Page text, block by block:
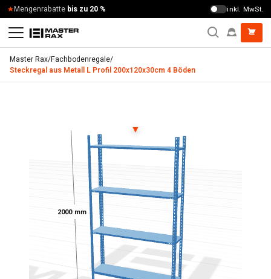
Zum Inhalt springen
Mengenrabatte bis zu 20 % inkl. MwSt.
Master Rax/Fachbodenregale/
Steckregal aus Metall L Profil 200x120x30cm 4 Böden
2000 mm
▼